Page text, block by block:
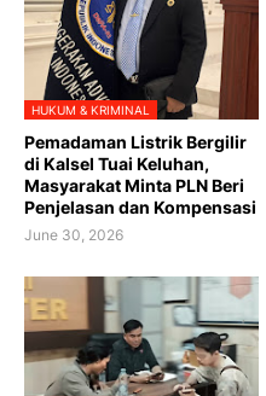
HUKUM & KRIMINAL
Pemadaman Listrik Bergilir
di Kalsel Tuai Keluhan,
Masyarakat Minta PLN Beri
Penjelasan dan Kompensasi
June 30, 2026